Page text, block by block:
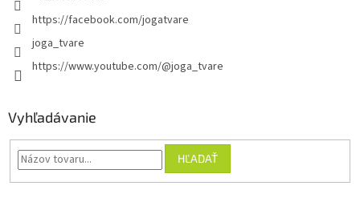
https://facebook.com/jogatvare
joga_tvare
https://www.youtube.com/@joga_tvare
Vyhľadávanie
HĽADAŤ